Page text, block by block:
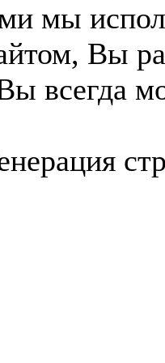
мы
Вы
всегда